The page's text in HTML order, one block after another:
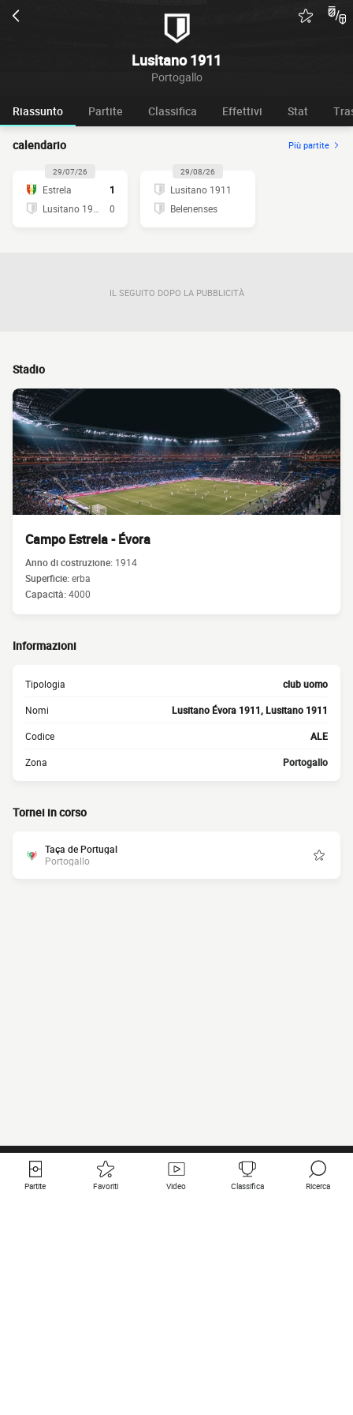
Lusitano 1911
Portogallo
Riassunto Partite Classifica Effettivi Stat
calendario Più partite
29/07/26
Estrela
1
0
29/08/26
Lusitano 1911
Belenenses
IL SEGUITO DOPO LA PUBBLICITÀ
Stadio
Campo Estrela - Évora
Anno di costruzione: 1914
Superficie:erba
Capacità:4000
Informazioni
Tipologia club uomo
Nomi Lusitano Évora 1911, Lusitano 1911
Codice ALE
Zona Portogallo
Tornei in corso
Taça de Portugal
Portogallo
Partite Favoriti Video Classifica Ricerca